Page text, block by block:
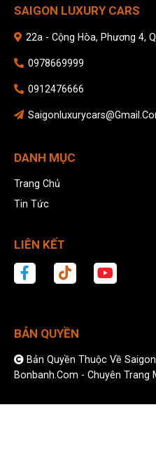
SAIGON LUXURY CARS
22a - Cộng Hòa, Phương 4,
0978669999
0912476666
DANH MỤC
Trang Chủ
Tin Tức
LIÊN KẾT
BẢN QUYỀN
Bản Quyền Thuộc Về
Bonbanh.com - Chuyên Trang